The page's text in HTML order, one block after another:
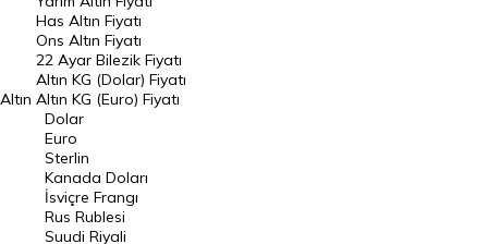
DÖVİZ
Döviz Kuru
Dolar Kuru
Euro Kuru
Pound Kuru
Frank Kuru
Riyal Kuru
Altın
Has Altın Fiyatı
Ons Altın Fiyatı
22 Ayar Bilezik Fiyatı
Altın KG (Dolar) Fiyatı
Altın KG (Euro) Fiyatı
Dolar
Euro
Sterlin
Kanada Doları
İsviçre Frangı
Rus Rublesi
Suudi Riyali